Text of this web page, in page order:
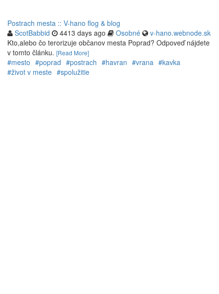
Postrach mesta :: V-hano flog & blog
ScotBabbid
4413 days ago Osobné
v-hano.webnode.sk
Kto,alebo čo terorizuje občanov mesta Poprad? Odpoveď nájdete
v tomto článku. [Read More]
#mesto #poprad #postrach #havran #vrana #kavka
#život v meste #spolužitie